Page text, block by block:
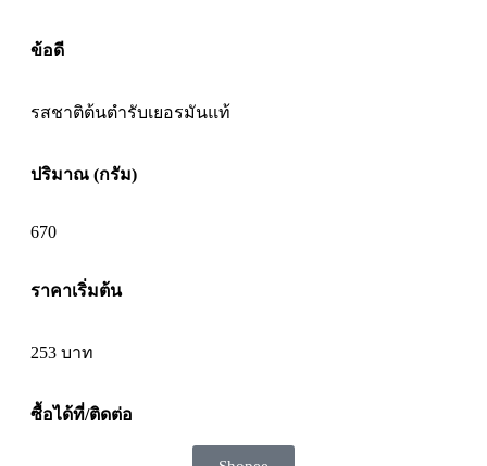
ข้อดี
รสชาติต้นตำรับเยอรมันแท้
ปริมาณ (กรัม)
670
ราคาเริ่มต้น
253 บาท
ซื้อได้ที่/ติดต่อ